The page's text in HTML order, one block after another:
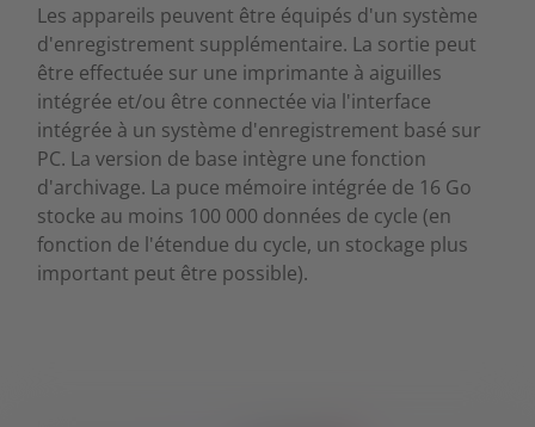
Les appareils peuvent être équipés d'un système
d'enregistrement supplémentaire. La sortie peut
être effectuée sur une imprimante à aiguilles
intégrée et/ou être connectée via l'interface
intégrée à un système d'enregistrement basé sur
PC. La version de base intègre une fonction
d'archivage. La puce mémoire intégrée de 16 Go
stocke au moins 100 000 données de cycle (en
fonction de l'étendue du cycle, un stockage plus
important peut être possible).